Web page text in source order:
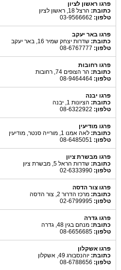
פרגו ראשון לציון
כתובת: הרצל 18, ראשון לציון
טלפון:
פרגו באר יעקב
כתובת: שדרות יצחק שמיר 16, באר יעקב
טלפון:
פרגו רחובות
כתובת: הר הצופים 74, רחובות
טלפון:
פרגו יבנה
כתובת: הציונות 1, יבנה
טלפון:
פרגו מודיעין
כתובת: לאה אמנו 1, מורייה סנטר, מודיעין
טלפון:
פרגו מבשרת ציון
כתובת: שדרות הראל 5, מבשרת ציון
טלפון:
פרגו צור הדסה
כתובת: מרכז הדרור 2, צור הדסה
טלפון:
פרגו גדרה
כתובת: מנחם בגין 48, גדרה
טלפון:
פרגו אשקלון
כתובת: יוהנסבורג 49, אשקלון
טלפון: